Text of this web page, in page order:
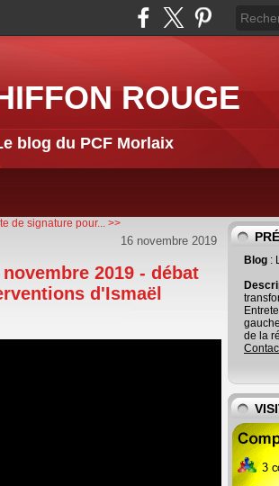
ROUGE
blog du PCF Morlaix
de signature pour... >>
16 novembre 2019
2019 - débat
d'Ismaël
Blog :
de la